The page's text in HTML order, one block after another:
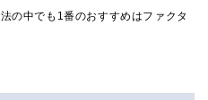
の中でも1番のおすすめはファクタ